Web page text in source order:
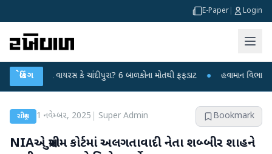
E-Paper Login
બ્રેકિંગ
કે ચાંદીપુરા? 6 બાળકોના મોતથી ફફડાટ ● હવામાન વિભાગે 18 રાજ્યો માટે
રાષ્ટ્રીય 1 નવેમ્બર, 2025 Super Admin Bookmark
NIAએ સુપ્રીમ કોર્ટમાં અલગતાવાદી નેતા શબ્બીર શાહને